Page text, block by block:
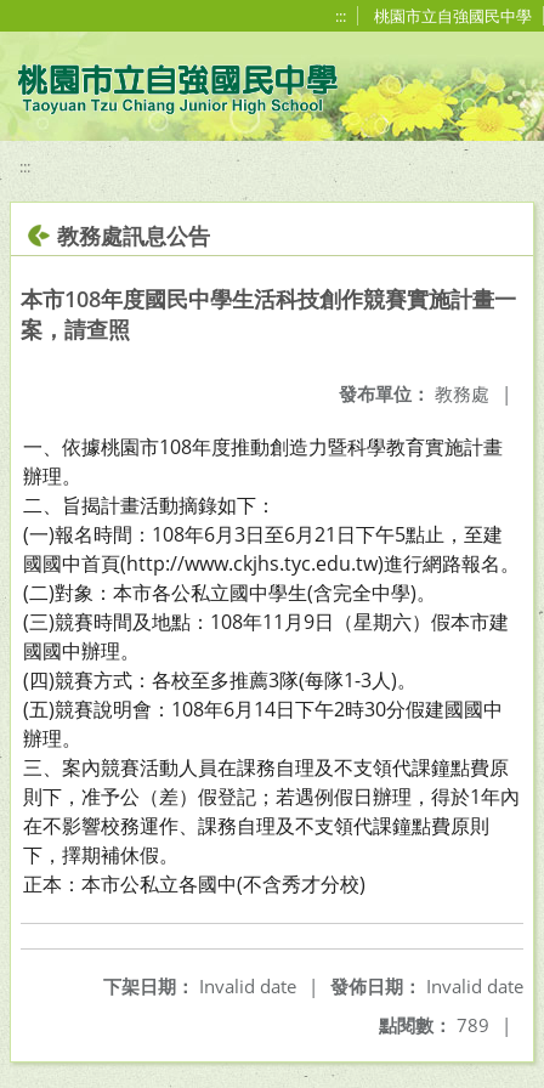
::: 桃園市立自強國民中學
:::
教務處訊息公告
本市108年度國民中學生活科技創作競賽實施計畫一
案，請查照
發布單位： 教務處 |
一、依據桃園市108年度推動創造力暨科學教育實施計畫
辦理。
二、旨揭計畫活動摘錄如下：
(一)報名時間：108年6月3日至6月21日下午5點止，至建
國國中首頁(http://www.ckjhs.tyc.edu.tw)進行網路報名。
(二)對象：本市各公私立國中學生(含完全中學)。
(三)競賽時間及地點：108年11月9日（星期六）假本市建
國國中辦理。
(四)競賽方式：各校至多推薦3隊(每隊1-3人)。
(五)競賽說明會：108年6月14日下午2時30分假建國國中
辦理。
三、案內競賽活動人員在課務自理及不支領代課鐘點費原
則下，准予公（差）假登記；若遇例假日辦理，得於1年內
在不影響校務運作、課務自理及不支領代課鐘點費原則
下，擇期補休假。
正本：本市公私立各國中(不含秀才分校)
發佈日期： Invalid date
下架日期： Invalid date
|
點閱數： 789 |